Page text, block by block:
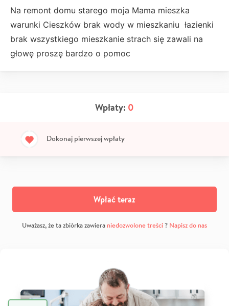
Na remont domu starego moja Mama mieszka
warunki Cieszków brak wody w mieszkaniu łazienki
brak wszystkiego mieszkanie strach się zawali na
głowę proszę bardzo o pomoc
Wpłaty: 0
Dokonaj pierwszej wpłaty
Wpłać teraz
Uważasz, że ta zbiórka zawiera niedozwolone treści? Napisz do nas